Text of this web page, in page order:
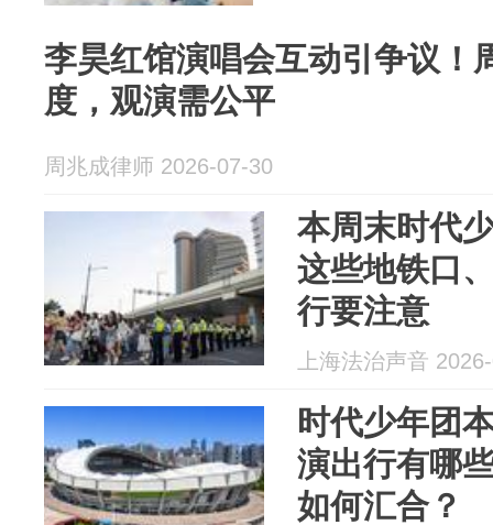
李昊红馆演唱会互动引争议！
度，观演需公平
周兆成律师 2026-07-30
本周末时代
这些地铁口
行要注意
上海法治声音
时代少年团
演出行有哪
如何汇合？